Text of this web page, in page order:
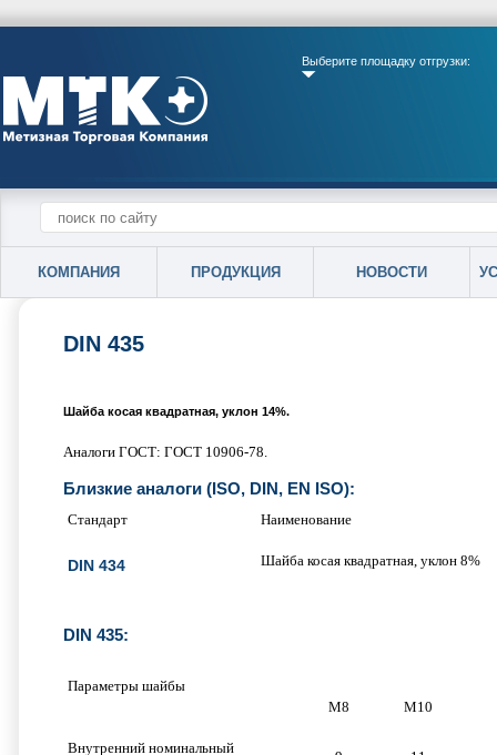
Выберите площадку отгрузки:
КОМПАНИЯ ПРОДУКЦИЯ НОВОСТИ
DIN 435
Шайба косая квадратная, уклон 14%.
Аналоги ГОСТ: ГОСТ 10906-78.
Близкие аналоги (ISO, DIN, EN ISO):
Стандарт Наименование
DIN 434 Шайба косая квадратная, уклон 8%
DIN 435:
Параметры шайбы
М8
М10
Внутренний номинальный